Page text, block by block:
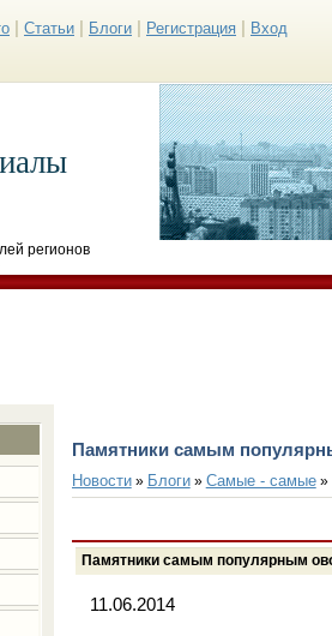
Статьи Блоги Регистрация Вход
регионов
Памятники самым
Новости» Блоги» Самые - самые»
Памятники самым популярным
11.06.2014